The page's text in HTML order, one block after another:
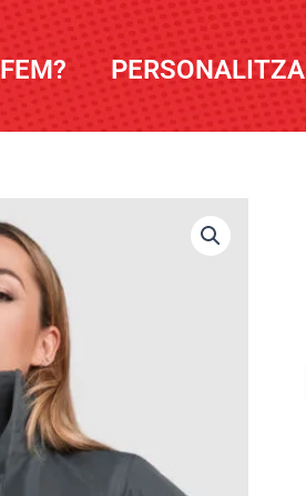
PERSONALITZA